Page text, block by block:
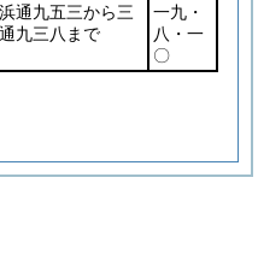
通九五三から三
九三八まで
一九・
八・一
〇